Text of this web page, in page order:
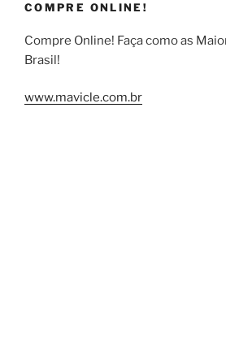
COMPRE ONLINE!
Compre Online! Faça como as
Brasil!
www.mavicle.com.br